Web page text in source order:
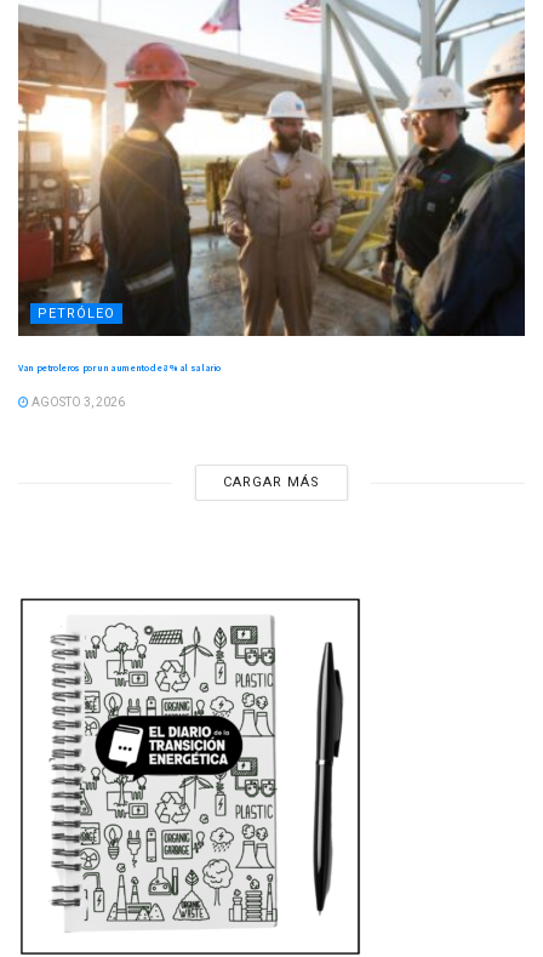
PETRÓLEO
Van petroleros por un aumento de 8 % al salario
AGOSTO 3, 2026
CARGAR MÁS